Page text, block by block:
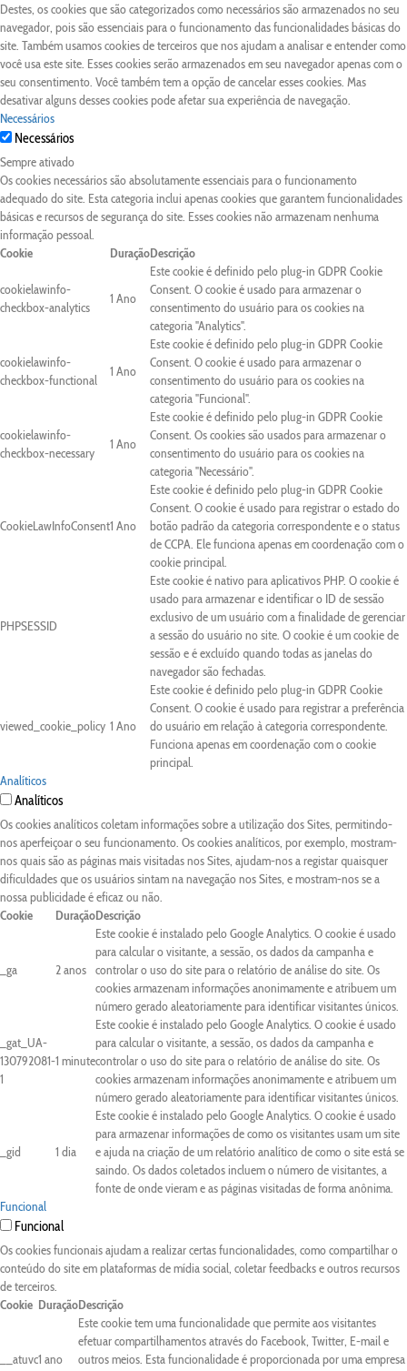
Destes, os cookies que são categorizados como necessários são armazenados no seu
navegador, pois são essenciais para o funcionamento das funcionalidades básicas do
site. Também usamos cookies de terceiros que nos ajudam a analisar e entender como
você usa este site. Esses cookies serão armazenados em seu navegador apenas com o
seu consentimento. Você também tem a opção de cancelar esses cookies. Mas
desativar alguns desses cookies pode afetar sua experiência de navegação.
Necessários
Necessários
Sempre ativado
Os cookies necessários são absolutamente essenciais para o funcionamento
adequado do site. Esta categoria inclui apenas cookies que garantem funcionalidades
básicas e recursos de segurança do site. Esses cookies não armazenam nenhuma
informação pessoal.
Cookie
DuraçãoDescrição
cookielawinfo-
checkbox-analytics
1 Ano
Este cookie é definido pelo plug-in GDPR Cookie
Consent. O cookie é usado para armazenar o
consentimento do usuário para os cookies na
categoria "Analytics".
cookielawinfo-
checkbox-functional
1 Ano
Este cookie é definido pelo plug-in GDPR Cookie
Consent. O cookie é usado para armazenar o
consentimento do usuário para os cookies na
categoria "Funcional".
cookielawinfo-
checkbox-necessary
1 Ano
Este cookie é definido pelo plug-in GDPR Cookie
Consent. Os cookies são usados para armazenar o
consentimento do usuário para os cookies na
categoria "Necessário".
CookieLawInfoConsent1 Ano
Este cookie é definido pelo plug-in GDPR Cookie
Consent. O cookie é usado para registrar o estado do
botão padrão da categoria correspondente e o status
de CCPA. Ele funciona apenas em coordenação com o
cookie principal.
PHPSESSID
Este cookie é nativo para aplicativos PHP. O cookie é
usado para armazenar e identificar o ID de sessão
exclusivo de um usuário com a finalidade de gerenciar
a sessão do usuário no site. O cookie é um cookie de
sessão e é excluído quando todas as janelas do
navegador são fechadas.
viewed_cookie_policy 1 Ano
Este cookie é definido pelo plug-in GDPR Cookie
Consent. O cookie é usado para registrar a preferência
do usuário em relação à categoria correspondente.
Funciona apenas em coordenação com o cookie
principal.
Analíticos
Analíticos
Os cookies analíticos coletam informações sobre a utilização dos Sites, permitindo-
nos aperfeiçoar o seu funcionamento. Os cookies analíticos, por exemplo, mostram-
nos quais são as páginas mais visitadas nos Sites, ajudam-nos a registar quaisquer
dificuldades que os usuários sintam na navegação nos Sites, e mostram-nos se a
nossa publicidade é eficaz ou não.
Cookie
DuraçãoDescrição
_ga 2 anos
Este cookie é instalado pelo Google Analytics. O cookie é usado
para calcular o visitante, a sessão, os dados da campanha e
controlar o uso do site para o relatório de análise do site. Os
cookies armazenam informações anonimamente e atribuem um
número gerado aleatoriamente para identificar visitantes únicos.
_gat_UA-
130792081-
1
1 minute
Este cookie é instalado pelo Google Analytics. O cookie é usado
para calcular o visitante, a sessão, os dados da campanha e
controlar o uso do site para o relatório de análise do site. Os
cookies armazenam informações anonimamente e atribuem um
número gerado aleatoriamente para identificar visitantes únicos.
_gid 1 dia
Este cookie é instalado pelo Google Analytics. O cookie é usado
para armazenar informações de como os visitantes usam um site
e ajuda na criação de um relatório analítico de como o site está se
saindo. Os dados coletados incluem o número de visitantes, a
fonte de onde vieram e as páginas visitadas de forma anônima.
Funcional
Funcional
Os cookies funcionais ajudam a realizar certas funcionalidades, como compartilhar o
conteúdo do site em plataformas de mídia social, coletar feedbacks e outros recursos
de terceiros.
Cookie DuraçãoDescrição
__atuvc1 ano
Este cookie tem uma funcionalidade que permite aos visitantes
efetuar compartilhamentos através do Facebook, Twitter, E-mail e
outros meios. Esta funcionalidade é proporcionada por uma empresa